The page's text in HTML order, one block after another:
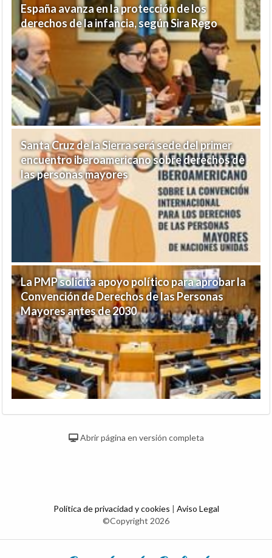
España avanza en la protección de los
derechos de la infancia, según Sira Rego
Santa Cruz de la Sierra será sede del primer
encuentro iberoamericano sobre derechos de
las personas mayores
La PMP solicita apoyo político para aprobar la
Convención de Derechos de las Personas
Mayores antes de 2030
Abrir página en versión completa
Política de privacidad y cookies | Aviso Legal
©Copyright 2026